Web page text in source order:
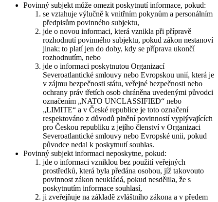
Povinný subjekt může omezit poskytnutí informace, pokud:
se vztahuje výlučně k vnitřním pokynům a personálním
předpisům povinného subjektu,
jde o novou informaci, která vznikla při přípravě
rozhodnutí povinného subjektu, pokud zákon nestanoví
jinak; to platí jen do doby, kdy se příprava ukončí
rozhodnutím, nebo
jde o informaci poskytnutou Organizací
Severoatlantické smlouvy nebo Evropskou unií, která je
v zájmu bezpečnosti státu, veřejné bezpečnosti nebo
ochrany práv třetích osob chráněna uvedenými původci
označením „NATO UNCLASSIFIED“ nebo
„LIMITE“ a v České republice je toto označení
respektováno z důvodů plnění povinností vyplývajících
pro Českou republiku z jejího členství v Organizaci
Severoatlantické smlouvy nebo Evropské unii, pokud
původce nedal k poskytnutí souhlas.
Povinný subjekt informaci neposkytne, pokud:
jde o informaci vzniklou bez použití veřejných
prostředků, která byla předána osobou, jíž takovouto
povinnost zákon neukládá, pokud nesdělila, že s
poskytnutím informace souhlasí,
ji zveřejňuje na základě zvláštního zákona a v předem